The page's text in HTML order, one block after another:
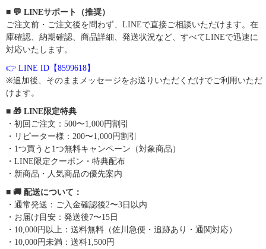
■ 💬 LINEサポート（推奨）
ご注文前・ご注文後を問わず、LINEで直接ご相談いただけます。在
庫確認、納期確認、商品詳細、発送状況など、すべてLINEで迅速に
対応いたします。
👉 LINE ID【8599618】
※追加後、そのままメッセージをお送りいただくだけでご利用いただ
けます。
■ 🎁 LINE限定特典
・初回ご注文：500〜1,000円割引
・リピーター様：200〜1,000円割引
・1つ買うと1つ無料キャンペーン（対象商品）
・LINE限定クーポン・特典配布
・新商品・人気商品の優先案内
■ 🚚 配送について：
・通常発送：ご入金確認後2〜3日以内
・お届け目安：発送後7〜15日
・10,000円以上：送料無料（佐川急便・追跡あり・通関対応）
・10,000円未満：送料1,500円